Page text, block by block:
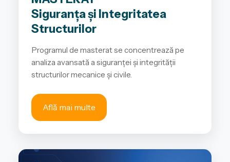
Siguranța și Integritatea
Structurilor
Programul de masterat se concentrează pe
analiza avansată a siguranței și integrității
structurilor mecanice și civile.
Află mai multe